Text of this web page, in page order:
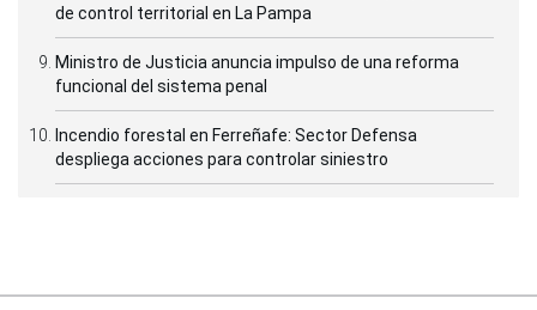
de control territorial en La Pampa
Ministro de Justicia anuncia impulso de una reforma
funcional del sistema penal
Incendio forestal en Ferreñafe: Sector Defensa
despliega acciones para controlar siniestro